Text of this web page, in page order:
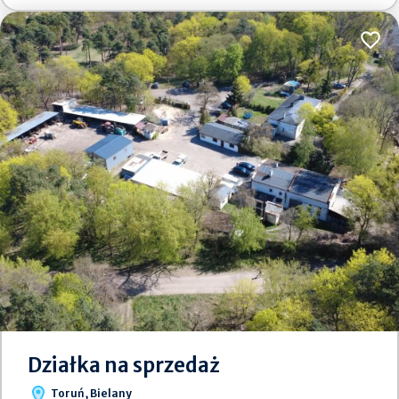
Działka na sprzedaż
Toruń, Bielany